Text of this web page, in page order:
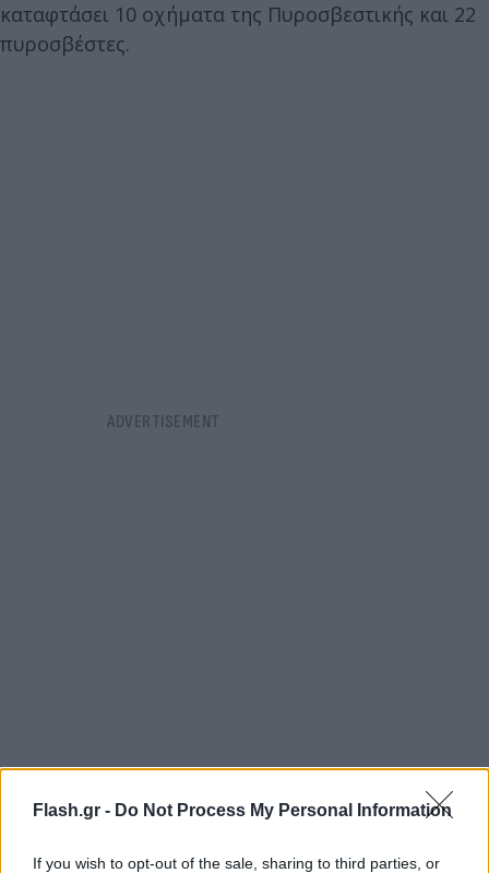
Flash.gr - Do Not Process My Personal Information
If you wish to opt-out of the sale, sharing to third parties, or
καταφτάσει 10 οχήματα της Πυροσβεστικής και 22
πυροσβέστες.
https://www.youtube.com/watch?
v=grn_PRUPpUQ&t=1s